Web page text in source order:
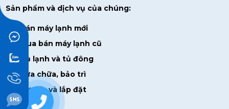
Sản phẩm và dịch vụ của chúng:
Bán máy lạnh mới
Mua bán máy lạnh cũ
Tủ lạnh và tủ đông
Sửa chữa, bảo trì
Tư vấn và lắp đặt
0938928715